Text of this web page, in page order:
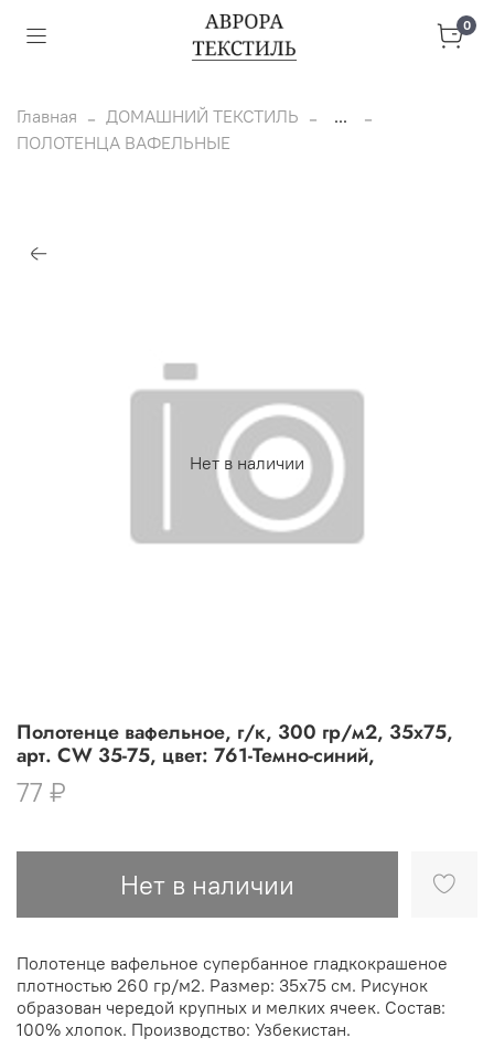
0
Главная ДОМАШНИЙ ТЕКСТИЛЬ
...
ПОЛОТЕНЦА ВАФЕЛЬНЫЕ
Нет в наличии
Полотенце вафельное, г/к, 300 гр/м2, 35х75,
арт. CW 35-75, цвет: 761-Темно-синий,
77 ₽
Нет в наличии
Полотенце вафельное супербанное гладкокрашеное
плотностью 260 гр/м2. Размер: 35х75 см. Рисунок
образован чередой крупных и мелких ячеек. Состав:
100% хлопок. Производство: Узбекистан.